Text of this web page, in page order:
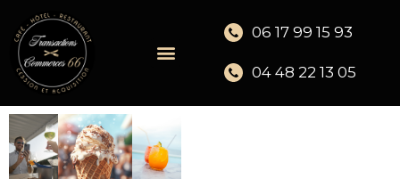
06 17 99 15 93
04 48 22 13 05